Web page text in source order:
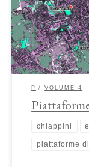
uno spazio
dal reperimento
piattaforma digitale.
nella sua struttura
P VOLUME 4
chiappini
piattaforme